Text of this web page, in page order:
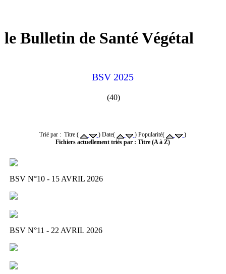
le Bulletin de Santé Végétal
BSV 2025
(40)
Trié par : Titre ( ) Date( ) Popularité(
)
Fichiers actuellement triés par : Titre (A à Z)
BSV N°10 - 15 AVRIL 2026
BSV N°11 - 22 AVRIL 2026